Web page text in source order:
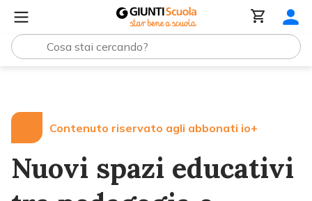
Contenuto riservato agli abbonati io+
Nuovi spazi educativi